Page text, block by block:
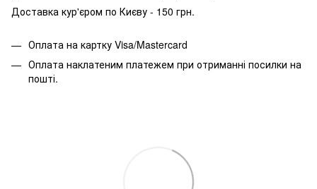
Доставка кур'єром по Києву - 150 грн.
Оплата на картку Visa/Mastercard
Оплата наклатеним платежем при отриманні посилки на
пошті.